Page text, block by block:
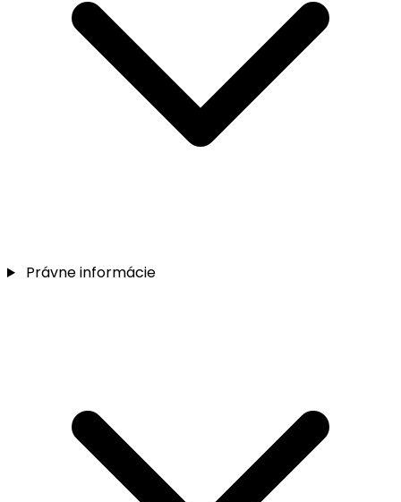
Právne informácie